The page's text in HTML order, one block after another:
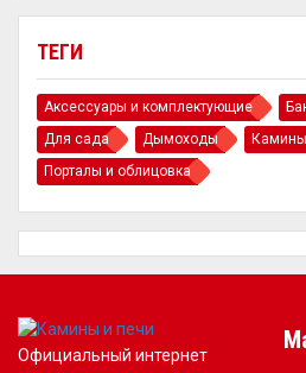
ТЕГИ
Аксессуары и комплектующие
Для сада
Дымоходы Камины
Порталы и облицовка
Официальный интернет